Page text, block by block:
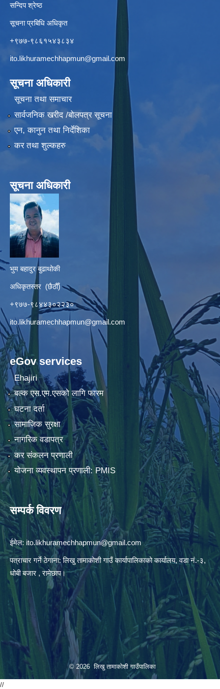
सन्दिप श्रेष्ठ
सूचना प्रबिधि अधिकृत
+९७७-९८६१५४३८३४
ito.likhuramechhapmun@gmail.com
सूचना अधिकारी
सूचना तथा समाचार
सार्वजनिक खरीद /बोलपत्र सूचना
एन, कानुन तथा निर्देशिका
कर तथा शुल्कहरु
सूचना अधिकारी
भुम बहादुर बुढाथोकी
अधिकृतस्तर (छैठौँ)
+९७७-९८४४३०२२३०
ito.likhuramechhapmun@gmail.com
eGov services
Ehajiri
बल्क एस.एम.एसको लागि फारम
घटना दर्ता
सामाजिक सुरक्षा
नागरिक वडापत्र
कर संकलन प्रणाली
योजना व्यवस्थापन प्रणाली: PMIS
सम्पर्क विवरण
ईमेल: ito.likhuramechhapmun@gmail.com
पत्राचार गर्ने ठेगाना: लिखु तामाकोशी गाउँ कार्यापालिकाको कार्यालय, वडा नं.-३,
धोबी बजार , रामेछाप।
© 2026 लिखु तामाकोशी गाउँपालिका
//